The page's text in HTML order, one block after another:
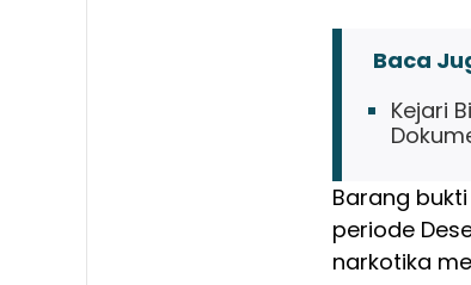
Baca
Kejari
Barang
periode
narkotika